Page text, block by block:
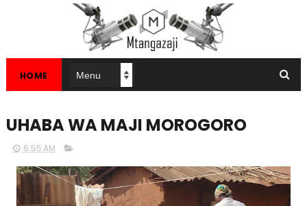
HOME
UHABA WA MAJI MOROGORO
6:55 AM